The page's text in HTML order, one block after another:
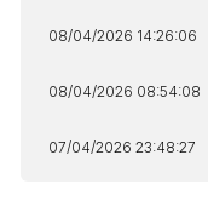
08/04/2026 14:26:06
08/04/2026 08:54:08
07/04/2026 23:48:27